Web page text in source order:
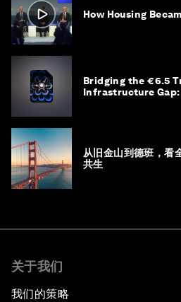
How Housing
Bridging the €6.5
Infrastructure Gap:
从旧金山到德班，看
共生
关于我们
我们的策略